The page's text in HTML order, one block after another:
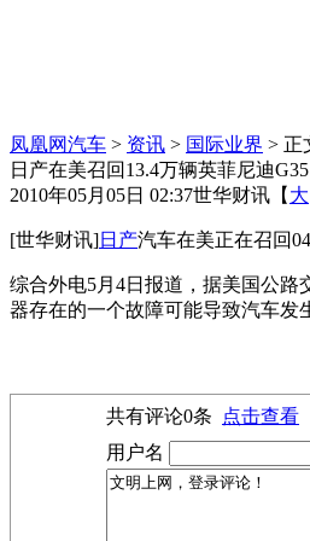
凤凰网汽车 > 资讯 > 国际业界 > 正
日产在美召回13.4万辆英菲尼迪G35
2010年05月05日 02:37世华财讯 【 大
[世华财讯]日产汽车在美正在召回
综合外电5月4日报道，据美国公路
器存在的一个故障可能导致汽车发
共有评论0条
点击查看
用户名